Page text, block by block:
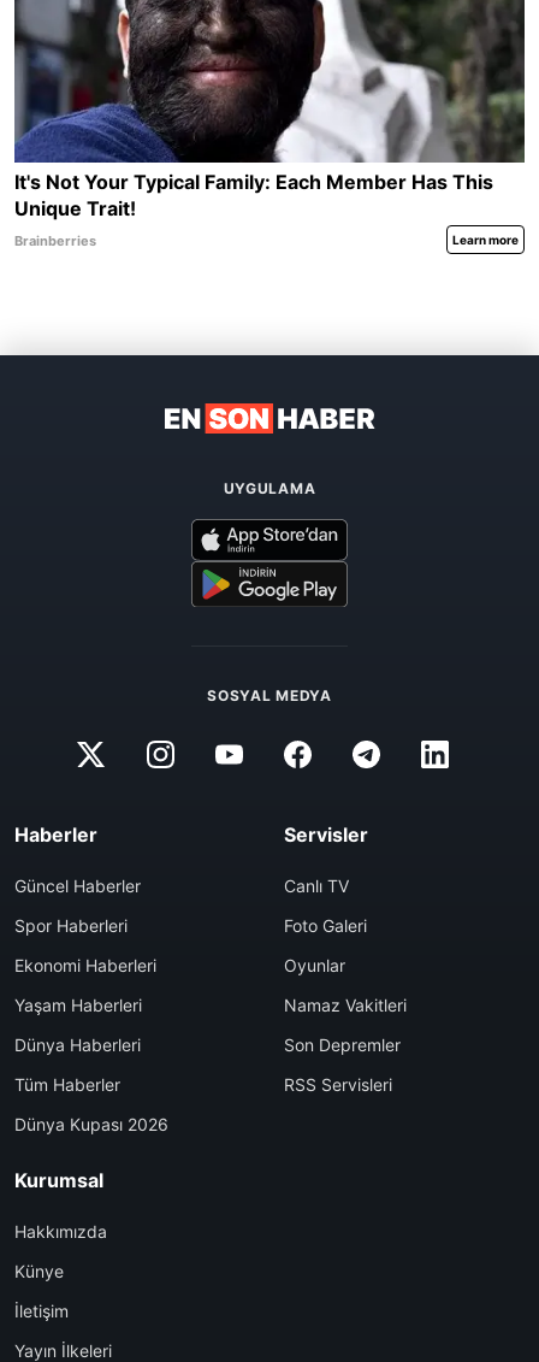
UYGULAMA
SOSYAL MEDYA
Haberler
Güncel Haberler
Spor Haberleri
Ekonomi Haberleri
Yaşam Haberleri
Dünya Haberleri
Tüm Haberler
Dünya Kupası 2026
Servisler
Canlı TV
Foto Galeri
Oyunlar
Namaz Vakitleri
Son Depremler
RSS Servisleri
Kurumsal
Hakkımızda
Künye
İletişim
Yayın İlkeleri